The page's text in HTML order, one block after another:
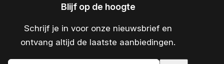
Blijf op de hoogte
Schrijf je in voor onze nieuwsbrief en
ontvang altijd de laatste aanbiedingen.